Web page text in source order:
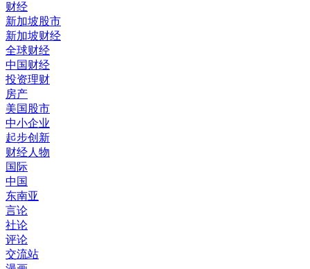
财经
新加坡股市
新加坡财经
全球财经
中国财经
投资理财
房产
美国股市
中小企业
起步创新
财经人物
国际
中国
东南亚
言论
社论
评论
交流站